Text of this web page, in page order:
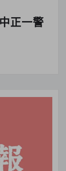
正一警